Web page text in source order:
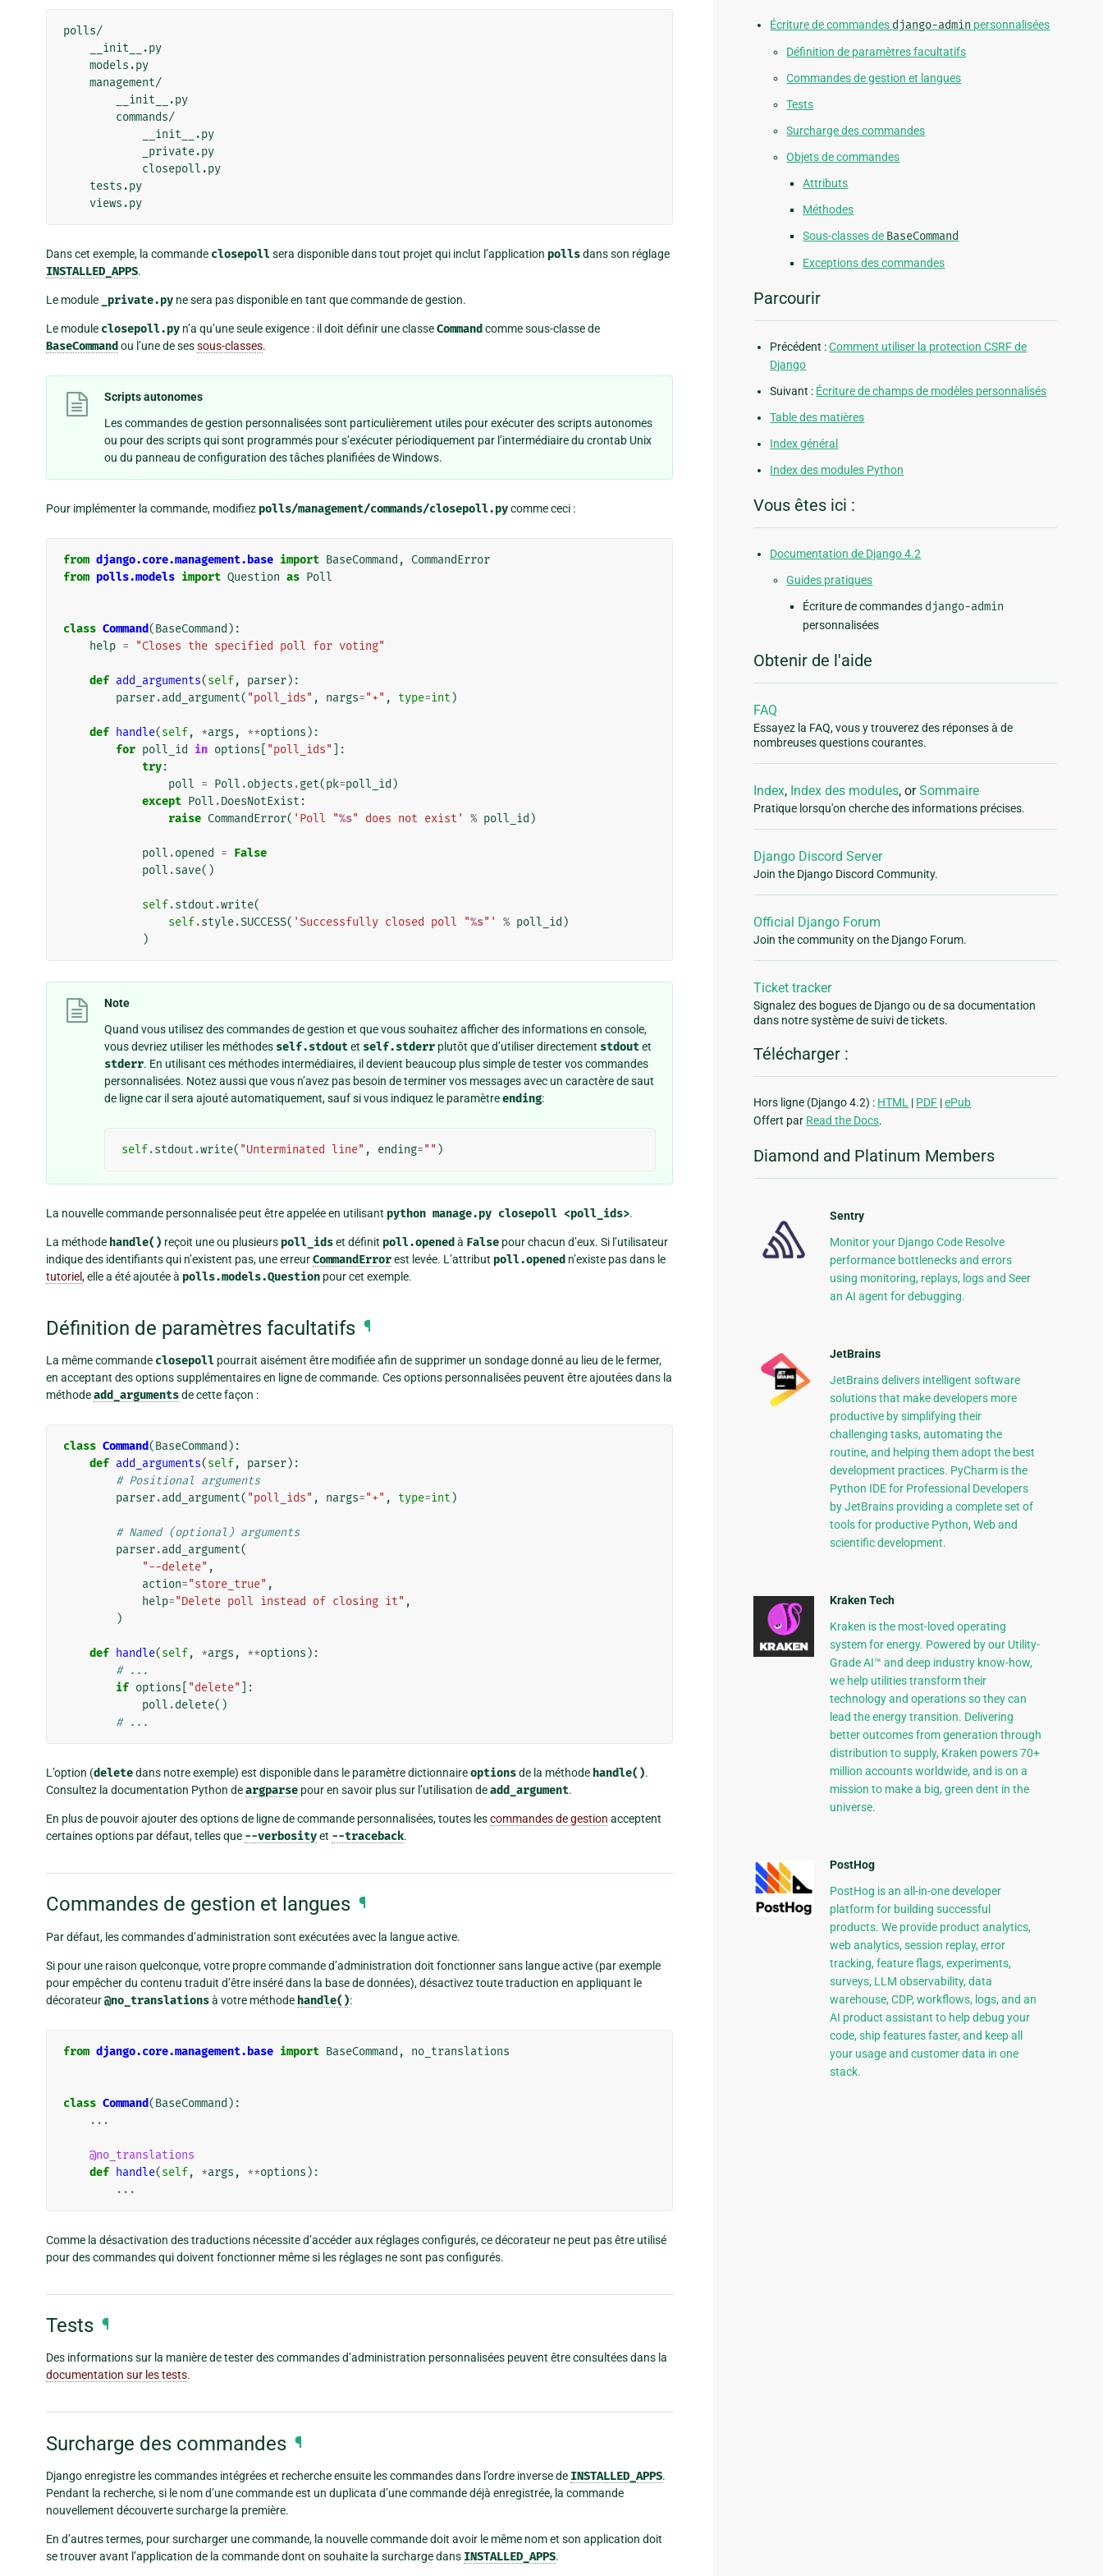
polls/
Dans cet exemple, la commande closepollsera disponible dans tout projet qui inclut l’application pollsdans son réglage
INSTALLED_APPS.
Le module _private.py ne sera pas disponible en tant que commande de gestion.
Le module closepoll.py n’a qu’une seule exigence : il doit définir une classeCommand comme sous-classe de
BaseCommand ou l’une de sessous-classes.
Scripts autonomes
Les commandes de gestion personnalisées sont particulièrement utiles pour exécuter des scripts autonomes
ou pour des scripts qui sont programmés pour s’exécuter périodiquement par l’intermédiaire du crontab Unix
ou du panneau de configuration des tâches planifiées de Windows.
Pour implémenter la commande, modifiez polls/management/commands/closepoll.pycomme ceci :
from django.core.management.base import BaseCommand ,
CommandError
from polls.models import Question as Poll
class Command(BaseCommand ):
help = "Closes the specified poll for voting"
def add_arguments(self, parser):
parser.add_argument( "poll_ids" , nargs="+" , type=int )
def handle(self, *args , **options ):
for poll_id in options "poll_ids"
]:
try:
poll = Poll .objects .get(pk=poll_id )
except Poll .DoesNotExist :
raise CommandError( 'Poll "%s" does not exist' % poll_id )
poll .opened = False
poll .save()
self.stdout .write(
self.style.SUCCESS( 'Successfully closed poll "%s"' % poll_id )
)
Note
Quand vous utilisez des commandes de gestion et que vous souhaitez afficher des informations en console,
vous devriez utiliser les méthodes self.stdoutet self.stderr plutôt que d’utiliser directement stdoutet
stderr. En utilisant ces méthodes intermédiaires, il devient beaucoup plus simple de tester vos commandes
personnalisées. Notez aussi que vous n’avez pas besoin de terminer vos messages avec un caractère de saut
de ligne car il sera ajouté automatiquement, sauf si vous indiquez le paramètreending:
self.stdout .write( "Unterminated line" , ending="" )
La nouvelle commande personnalisée peut être appelée en utilisant python manage.py closepoll <poll_ids>.
La méthode handle() reçoit une ou plusieurs poll_idset définit poll.opened à False pour chacun d’eux. Si l’utilisateur
indique des identifiants qui n’existent pas, une erreurCommandErrorest levée. L’attribut poll.opened n’existe pas dans le
tutoriel, elle a été ajoutée à polls.models.Question pour cet exemple.
Définition de paramètres facultatifs ¶
La même commande closepoll pourrait aisément être modifiée afin de supprimer un sondage donné au lieu de le fermer,
en acceptant des options supplémentaires en ligne de commande. Ces options personnalisées peuvent être ajoutées dans la
méthodeadd_argumentsde cette façon :
class Command(BaseCommand ):
def add_arguments(self, parser):
# Positional arguments
parser.add_argument( "poll_ids" , nargs="+" , type=int )
# Named (optional) arguments
parser.add_argument(
"--delete" ,
action="store_true" ,
help="Delete poll instead of closing it" ,
)
def handle(self, *args , **options ):
# ...
if options "delete"
]:
poll .delete()
# ...
L’option (deletedans notre exemple) est disponible dans le paramètre dictionnaireoptionsde la méthode handle().
Consultez la documentation Python deargparse pour en savoir plus sur l’utilisation deadd_argument.
En plus de pouvoir ajouter des options de ligne de commande personnalisées, toutes lescommandes de gestion acceptent
certaines options par défaut, telles que --verbosityet --traceback.
Commandes de gestion et langues ¶
Par défaut, les commandes d’administration sont exécutées avec la langue active.
Si pour une raison quelconque, votre propre commande d’administration doit fonctionner sans langue active (par exemple
pour empêcher du contenu traduit d’être inséré dans la base de données), désactivez toute traduction en appliquant le
décorateur@no_translationsà votre méthode handle():
from django.core.management.base import BaseCommand , no_translations
class Command(BaseCommand ):
...
@no_translations
def handle(self, *args , **options ):
...
Comme la désactivation des traductions nécessite d’accéder aux réglages configurés, ce décorateur ne peut pas être utilisé
pour des commandes qui doivent fonctionner même si les réglages ne sont pas configurés.
Tests ¶
Des informations sur la manière de tester des commandes d’administration personnalisées peuvent être consultées dans la
documentation sur les tests.
Surcharge des commandes ¶
Django enregistre les commandes intégrées et recherche ensuite les commandes dans l’ordre inverse de INSTALLED_APPS.
Pendant la recherche, si le nom d’une commande est un duplicata d’une commande déjà enregistrée, la commande
nouvellement découverte surcharge la première.
En d’autres termes, pour surcharger une commande, la nouvelle commande doit avoir le même nom et son application doit
se trouver avant l’application de la commande dont on souhaite la surcharge dans INSTALLED_APPS.
Écriture de commandes django-admin personnalisées
Définition de paramètres facultatifs
Commandes de gestion et langues
Tests
Surcharge des commandes
Objets de commandes
Attributs
Méthodes
Sous-classes de BaseCommand
Exceptions des commandes
Parcourir
Précédent :Comment utiliser la protection CSRF de
Django
Suivant : Écriture de champs de modèles personnalisés
Table des matières
Index général
Index des modules Python
Vous êtes ici :
Documentation de Django 4.2
Guides pratiques
Écriture de commandes django-admin
personnalisées
Obtenir de l'aide
FAQ
Essayez la FAQ, vous y trouverez des réponses à de
nombreuses questions courantes.
Index, Index des modules, orSommaire
Pratique lorsqu'on cherche des informations précises.
Django Discord Server
Join the Django Discord Community.
Official Django Forum
Join the community on the Django Forum.
Ticket tracker
Signalez des bogues de Django ou de sa documentation
dans notre système de suivi de tickets.
Télécharger :
Hors ligne (Django 4.2) : HTML | PDF |ePub
Offert par Read the Docs.
Diamond and Platinum Members
Sentry
Monitor your Django Code Resolve
performance bottlenecks and errors
using monitoring, replays, logs and Seer
an AI agent for debugging.
JetBrains
JetBrains delivers intelligent software
solutions that make developers more
productive by simplifying their
challenging tasks, automating the
routine, and helping them adopt the best
development practices. PyCharm is the
Python IDE for Professional Developers
by JetBrains providing a complete set of
tools for productive Python, Web and
scientific development.
Kraken Tech
Kraken is the most-loved operating
system for energy. Powered by our Utility-
Grade AI™ and deep industry know-how,
we help utilities transform their
technology and operations so they can
lead the energy transition. Delivering
better outcomes from generation through
distribution to supply, Kraken powers 70+
million accounts worldwide, and is on a
mission to make a big, green dent in the
universe.
PostHog
PostHog is an all-in-one developer
platform for building successful
products. We provide product analytics,
web analytics, session replay, error
tracking, feature flags, experiments,
surveys, LLM observability, data
warehouse, CDP, workflows, logs, and an
AI product assistant to help debug your
code, ship features faster, and keep all
your usage and customer data in one
stack.